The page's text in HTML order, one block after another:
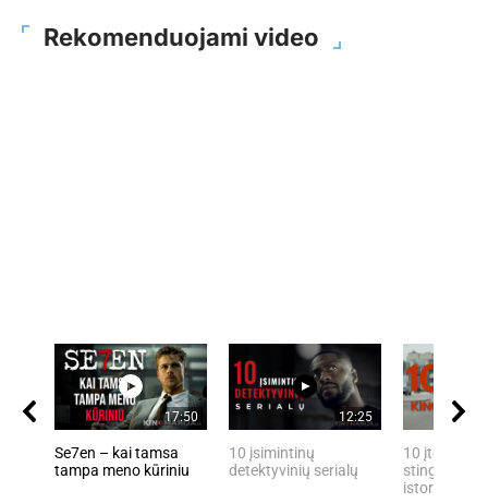
Rekomenduojami video
17:50
Se7en – kai tamsa
tampa meno kūriniu
12:25
10 įsimintinų
detektyvinių serialų
10 įtemptų,
stingdančių
istorijų